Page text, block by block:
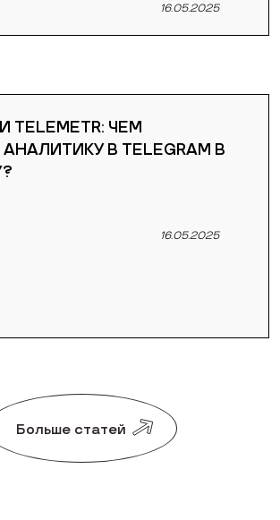
16.05.2025
TELEMETR: ЧЕМ
В TELEGRAM В
16.05.2025
Больше статей